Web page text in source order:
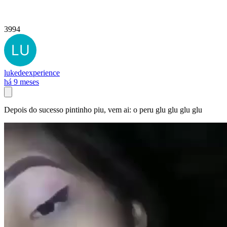
3994
lukedeexperience
há 9 meses
Depois do sucesso pintinho piu, vem ai: o peru glu glu glu glu